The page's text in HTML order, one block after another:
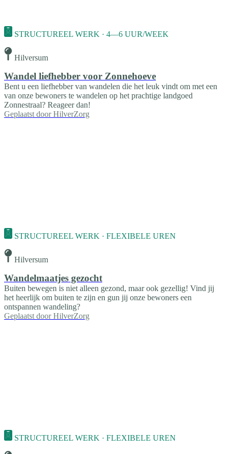
STRUCTUREEL WERK · 4—6 UUR/WEEK
Hilversum
Wandel liefhebber voor Zonnehoeve
Bent u een liefhebber van wandelen die het leuk vindt om met een
van onze bewoners te wandelen op het prachtige landgoed
Zonnestraal? Reageer dan!
Geplaatst door HilverZorg
STRUCTUREEL WERK · FLEXIBELE UREN
Hilversum
Wandelmaatjes gezocht
Buiten bewegen is niet alleen gezond, maar ook gezellig! Vind jij
het heerlijk om buiten te zijn en gun jij onze bewoners een
ontspannen wandeling?
Geplaatst door HilverZorg
STRUCTUREEL WERK · FLEXIBELE UREN